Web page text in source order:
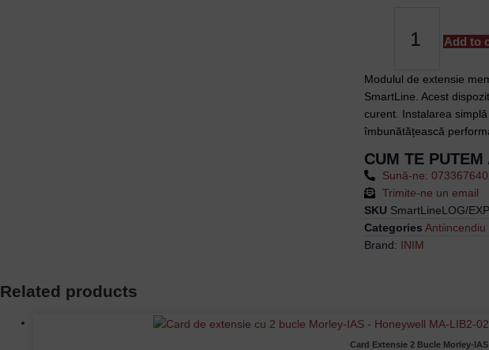
INIM
SmartLineLOG/EXP
quantity
Add to
Modulul de extensie
SmartLine. Acest
curent. Instalarea
îmbunătățească
CUM TE PUTEM
Sună-ne:
Trimite-ne un email
SKU SmartLineLOG/EXP
Categories
Brand: INIM
Related products
Card Extensie 2 Bucle Morley-